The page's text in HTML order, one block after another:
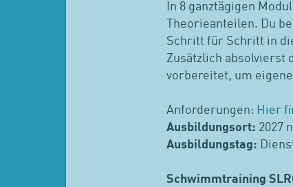
In 8 ganztägigen
Theorieanteilen. Du
Schritt für Schritt in
Zusätzlich absolvierst
vorbereitet, um
Anforderungen: Hier
Ausbildungsort: 2027
Ausbildungstag:
Schwimmtraining